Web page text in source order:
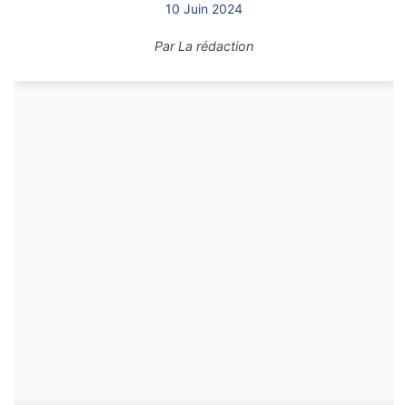
10 Juin 2024
ParLa rédaction